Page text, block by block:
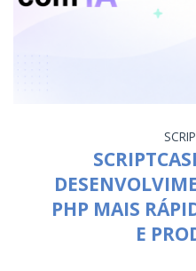
PHP MAIS
E